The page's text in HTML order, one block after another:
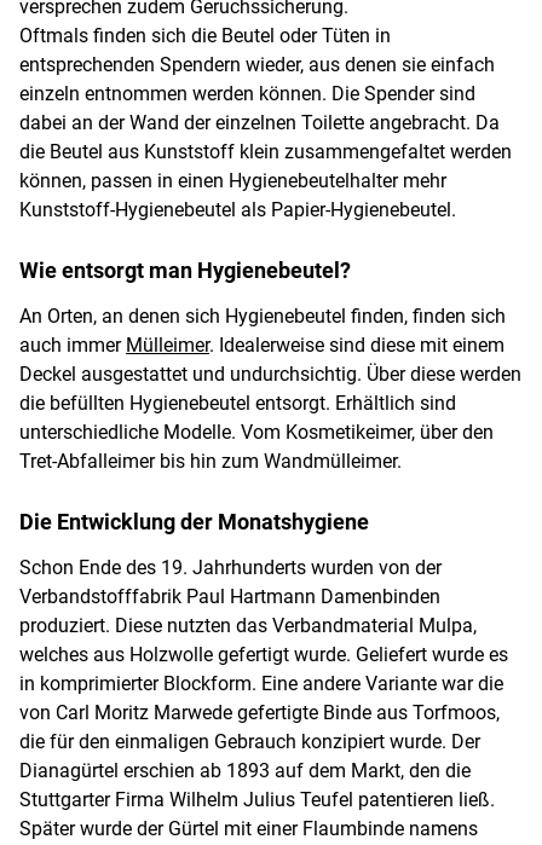
versprechen zudem Geruchssicherung.
Oftmals finden sich die Beutel oder Tüten in
entsprechenden Spendern wieder, aus denen sie einfach
einzeln entnommen werden können. Die Spender sind
dabei an der Wand der einzelnen Toilette angebracht. Da
die Beutel aus Kunststoff klein zusammengefaltet werden
können, passen in einen Hygienebeutelhalter mehr
Kunststoff-Hygienebeutel als Papier-Hygienebeutel.
Wie entsorgt man Hygienebeutel?
An Orten, an denen sich Hygienebeutel finden, finden sich
auch immer Mülleimer. Idealerweise sind diese mit einem
Deckel ausgestattet und undurchsichtig. Über diese werden
die befüllten Hygienebeutel entsorgt. Erhältlich sind
unterschiedliche Modelle. Vom Kosmetikeimer, über den
Tret-Abfalleimer bis hin zum Wandmülleimer.
Die Entwicklung der Monatshygiene
Schon Ende des 19. Jahrhunderts wurden von der
Verbandstofffabrik Paul Hartmann Damenbinden
produziert. Diese nutzten das Verbandmaterial Mulpa,
welches aus Holzwolle gefertigt wurde. Geliefert wurde es
in komprimierter Blockform. Eine andere Variante war die
von Carl Moritz Marwede gefertigte Binde aus Torfmoos,
die für den einmaligen Gebrauch konzipiert wurde. Der
Dianagürtel erschien ab 1893 auf dem Markt, den die
Stuttgarter Firma Wilhelm Julius Teufel patentieren ließ.
Später wurde der Gürtel mit einer Flaumbinde namens